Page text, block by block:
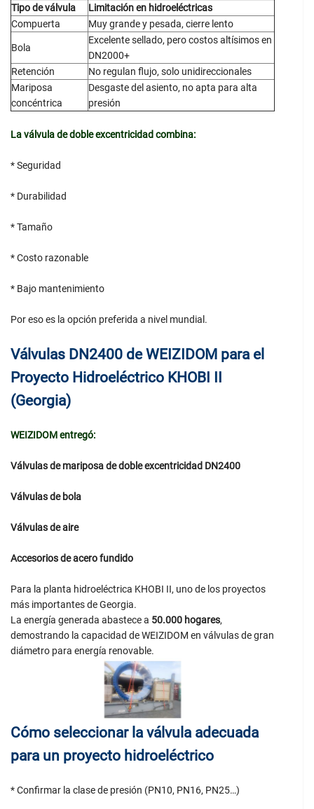
Tipo de válvula
Limitación en hidroeléctricas
Compuerta
Muy grande y pesada, cierre lento
Bola
Excelente sellado, pero costos altísimos en
DN2000+
Retención
No regulan flujo, solo unidireccionales
Mariposa
concéntrica
Desgaste del asiento, no apta para alta
presión
La válvula de doble excentricidad combina:
* Seguridad
* Durabilidad
* Tamaño
* Costo razonable
* Bajo mantenimiento
Por eso es la opción preferida a nivel mundial.
Válvulas DN2400 de WEIZIDOM para el
Proyecto Hidroeléctrico KHOBI II
(Georgia)
WEIZIDOM entregó:
Válvulas de mariposa de doble excentricidad DN2400
Válvulas de bola
Válvulas de aire
Accesorios de acero fundido
Para la planta hidroeléctrica KHOBI II, uno de los proyectos
más importantes de Georgia.
La energía generada abastece a 50.000 hogares,
demostrando la capacidad de WEIZIDOM en válvulas de gran
diámetro para energía renovable.
Cómo seleccionar la válvula adecuada
para un proyecto hidroeléctrico
* Confirmar la clase de presión (PN10, PN16, PN25…)